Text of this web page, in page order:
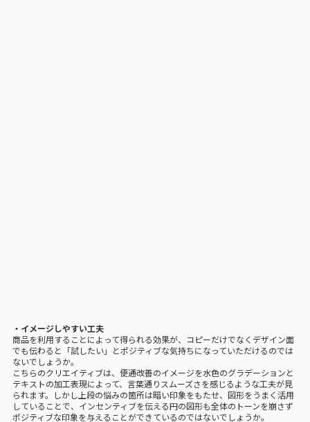
・イメージしやすい工夫
商品を利用することによって得られる効果が、コピーだけでなくデザイン面
でも伝わると「試したい」とポジティブな気持ちになっていただけるのでは
ないでしょうか。
こちらのクリエイティブは、便通改善のイメージを水色のグラデーションと
テキストの加工表現によって、言葉通りスムーズさを感じるような工夫が見
られます。しかし上段の悩みの箇所は暗い印象をもたせ、図形をうまく活用
していることで、インセンティブを伝える円の図形も全体のトーンを崩さず
ポジティブな印象を与えることができているのではないでしょうか。